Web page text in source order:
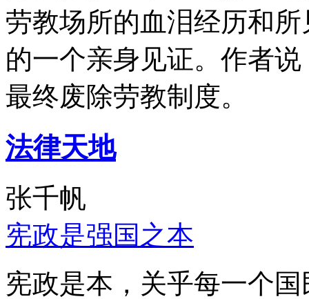
劳教场所的血泪经历和
的一个亲身见证。作者
最终废除劳教制度。
法律天地
张千帆
宪政是强国之本
宪政是本，关乎每一个